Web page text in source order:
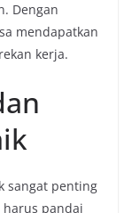
Dengan
mendapatkan
kerja.
sangat penting
pandai